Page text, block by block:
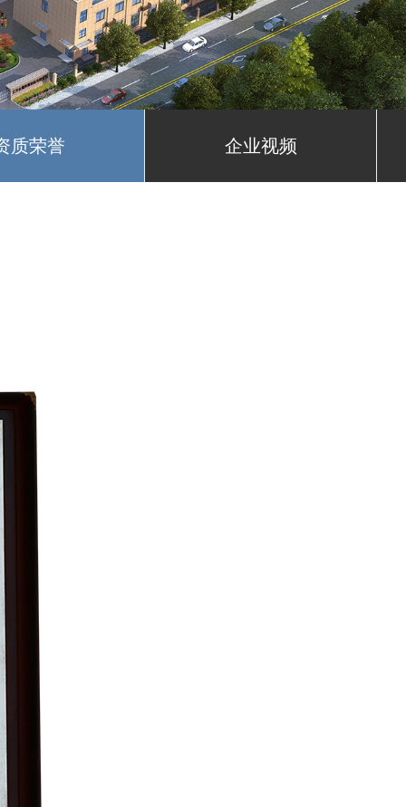
质荣誉 企业视频